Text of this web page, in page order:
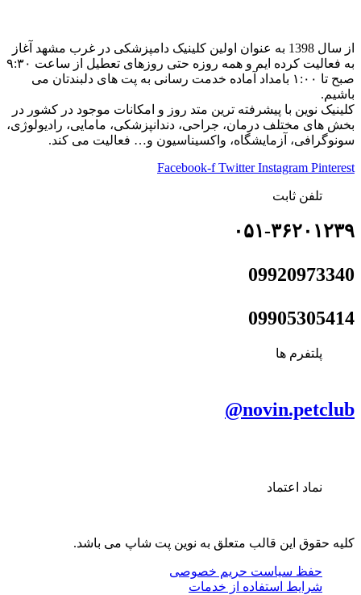
از سال 1398 به عنوان اولین کلینیک دامپزشکی در غرب مشهد آغاز
به فعالیت کرده ایم و همه روزه حتی روزهای تعطیل از ساعت ۹:۳۰
صبح تا ۱:۰۰ بامداد آماده خدمت رسانی به پت های دلبندتان می
باشیم.
کلینیک نوین با پیشرفته ترین متد روز و امکانات موجود در کشور در
بخش های مختلف درمان، جراحی، دندانپزشکی، مامایی، رادیولوژی،
سونوگرافی، آزمایشگاه، واکسیناسیون و… فعالیت می کند.
Facebook-f Twitter Instagram Pinterest
تلفن ثابت
۰۵۱-۳۶۲۰۱۲۳۹
09920973340
09905305414
پلتفرم ها
novin.petclub@
نماد اعتماد
کلیه حقوق این قالب متعلق به نوین پت شاپ می باشد.
حفظ سیاست حریم خصوصی
شرایط استفاده از خدمات